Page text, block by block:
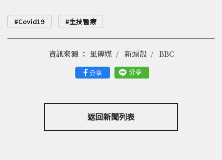
Covid19 生技醫療
分享 分享
資訊來源 ： 風傳媒 新頭殼 BBC
返回新聞列表